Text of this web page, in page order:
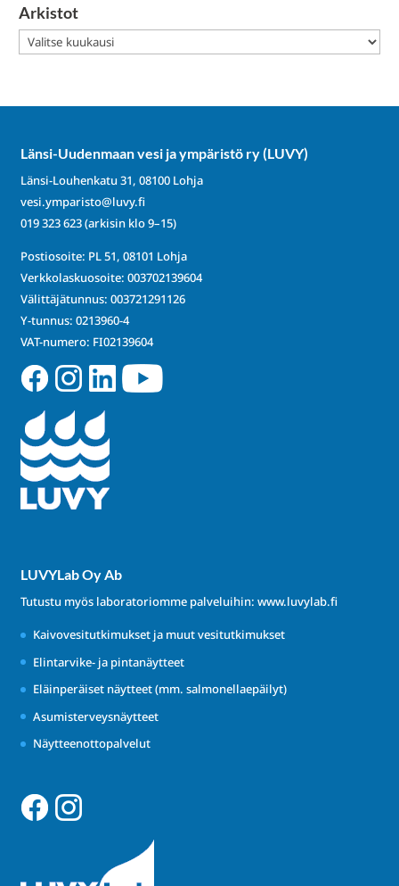
Arkistot
Arkistot
Länsi-Uudenmaan vesi ja ympäristö ry (LUVY)
Länsi-Louhenkatu 31, 08100 Lohja
vesi.ymparisto@luvy.fi
019 323 623(arkisin klo 9–15)
Postiosoite: PL 51, 08101 Lohja
Verkkolaskuosoite: 003702139604
Välittäjätunnus: 003721291126
Y-tunnus: 0213960-4
VAT-numero: FI02139604
LUVYLab Oy Ab
Tutustu myös laboratoriomme palveluihin: www.luvylab.fi
Kaivovesitutkimukset ja muut vesitutkimukset
Elintarvike- ja pintanäytteet
Eläinperäiset näytteet (mm. salmonellaepäilyt)
Asumisterveysnäytteet
Näytteenottopalvelut